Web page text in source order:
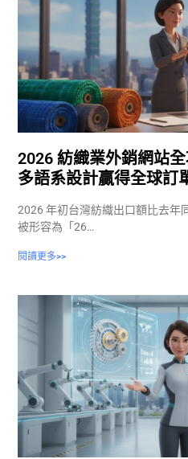
2026 紡織業外銷網站
多語系設計贏得全球訂
2026 年初台灣紡織出口額比去年
被形容為「26…
閱讀更多>>